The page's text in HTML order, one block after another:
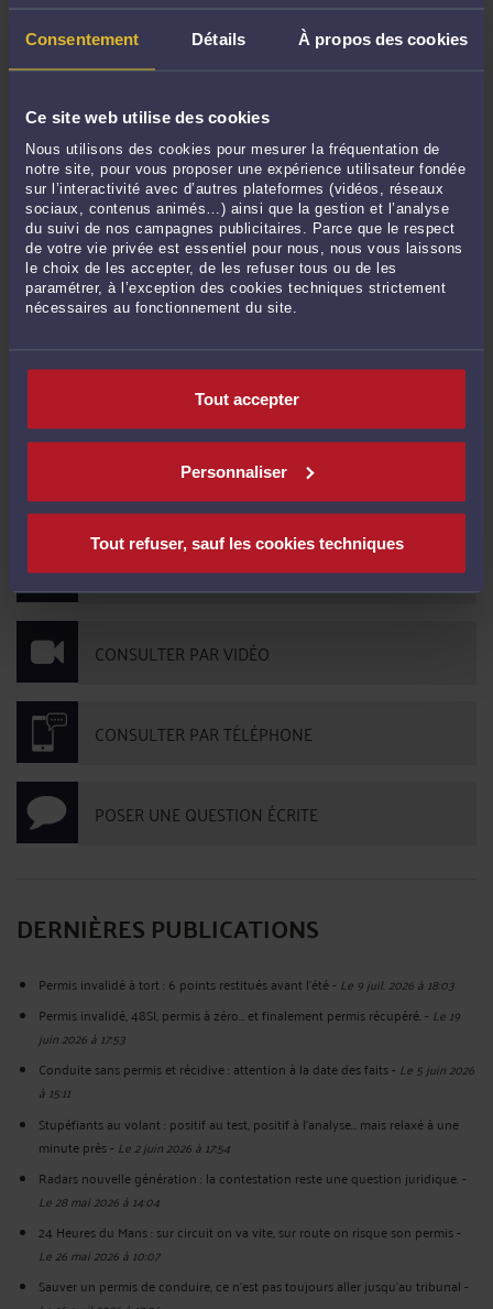
Consentement Détails À propos des cookies
Ce site web utilise des cookies
Nous utilisons des cookies pour mesurer la fréquentation de
notre site, pour vous proposer une expérience utilisateur fondée
sur l’interactivité avec d’autres plateformes (vidéos, réseaux
sociaux, contenus animés…) ainsi que la gestion et l’analyse
du suivi de nos campagnes publicitaires. Parce que le respect
de votre vie privée est essentiel pour nous, nous vous laissons
le choix de les accepter, de les refuser tous ou de les
paramétrer, à l’exception des cookies techniques strictement
nécessaires au fonctionnement du site.
Tout accepter
Personnaliser
Tout refuser, sauf les cookies techniques
contenu, ses mentions de recours et, plus largement, la
régularité de toute la procédure.
En matière desuspension administrative du permis, les
par la pratique des contrôles et des audiences. Entre un
moyen de droit intéressant et une relaxe certaine, il y a une
différence importante.
Commentaires
ENVOYER
Pas de contribution, soyez le premier
CONTACTER ME CALDERERO CURTO
PRENDRE RDV EN CABINET
CONSULTER PAR VIDÉO
CONSULTER PAR TÉLÉPHONE
POSER UNE QUESTION ÉCRITE
DERNIÈRES PUBLICATIONS
Permis invalidé à tort : 6 points restitués avant l’été- Le 9 juil. 2026 à 18:03
Permis invalidé, 48SI, permis à zéro… et finalement permis récupéré.- Le 19
juin 2026 à 17:53
Conduite sans permis et récidive : attention à la date des faits- Le 5 juin 2026
à 15:11
Stupéfiants au volant : positif au test, positif à l’analyse… mais relaxé à une
minute près- Le 2 juin 2026 à 17:54
Radars nouvelle génération : la contestation reste une question juridique.-
Le 28 mai 2026 à 14:04
24 Heures du Mans : sur circuit on va vite, sur route on risque son permis-
Le 26 mai 2026 à 10:07
Sauver un permis de conduire, ce n’est pas toujours aller jusqu’au tribunal-